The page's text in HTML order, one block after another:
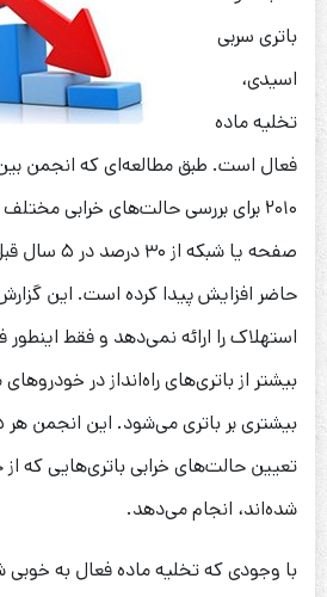
باتری سربی
اسیدی،
تخلیه ماده
فعال است. طبق مطالعه‌ای که انجمن
۲۰۱۰ برای بررسی حالت‌های خرابی
حاضر افزایش پیدا کرده است. این
استهلاک را ارائه نمی‌دهد و فقط
بیشتر از باتری‌های راه‌انداز در
تعیین حالت‌های خرابی باتری‌هایی که
شده‌اند، انجام می‌دهد.
با وجودی که تخلیه ماده فعال به خوبی